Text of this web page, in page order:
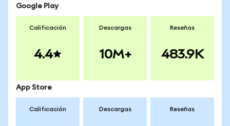
Google Play
Calificación
4.4
Descargas
10M+
Reseñas
483.9K
App Store
Calificación Descargas Reseñas